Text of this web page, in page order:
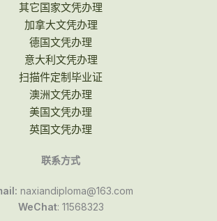
其它国家文凭办理
加拿大文凭办理
德国文凭办理
意大利文凭办理
扫描件定制毕业证
澳洲文凭办理
美国文凭办理
英国文凭办理
联系方式
naxiandiploma@163.com
WeChat: 11568323